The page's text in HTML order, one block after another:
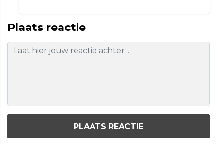
Plaats reactie
PLAATS REACTIE